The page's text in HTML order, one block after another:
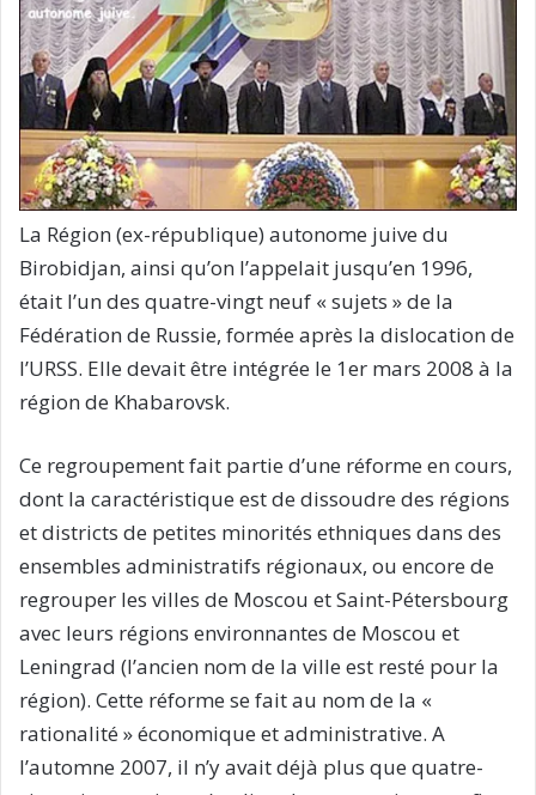
La Région (ex-république) autonome juive du
Birobidjan, ainsi qu’on l’appelait jusqu’en 1996,
était l’un des quatre-vingt neuf « sujets » de la
Fédération de Russie, formée après la dislocation de
l’URSS. Elle devait être intégrée le 1er mars 2008 à la
région de Khabarovsk.
Ce regroupement fait partie d’une réforme en cours,
dont la caractéristique est de dissoudre des régions
et districts de petites minorités ethniques dans des
ensembles administratifs régionaux, ou encore de
regrouper les villes de Moscou et Saint-Pétersbourg
avec leurs régions environnantes de Moscou et
Leningrad (l’ancien nom de la ville est resté pour la
région). Cette réforme se fait au nom de la «
rationalité » économique et administrative. A
l’automne 2007, il n’y avait déjà plus que quatre-